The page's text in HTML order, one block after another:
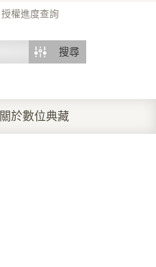
授權進度查詢
搜尋
關於數位典藏